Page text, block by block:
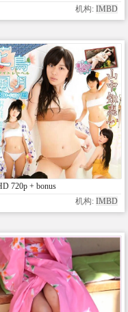
机构: IMBD
720p + bonus
机构: IMBD